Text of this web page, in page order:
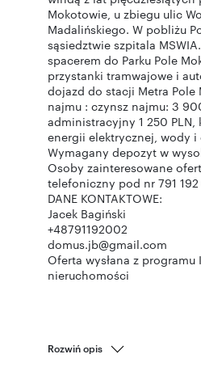
Mokotowie, u zbiegu ulic
Madalińskiego. W pobliżu
sąsiedztwie szpitala
spacerem do Parku Pole
przystanki tramwajowe i
dojazd do stacji Metra Pole
najmu : czynsz najmu: 3
administracyjny 1 250 PLN,
energii elektrycznej, wody i
Wymagany depozyt w
Osoby zainteresowane
telefoniczny pod nr 791
DANE KONTAKTOWE:
Jacek Bagiński
+48791192002
domus.jb@gmail.com
Oferta wysłana z programu
nieruchomości
Rozwiń opis